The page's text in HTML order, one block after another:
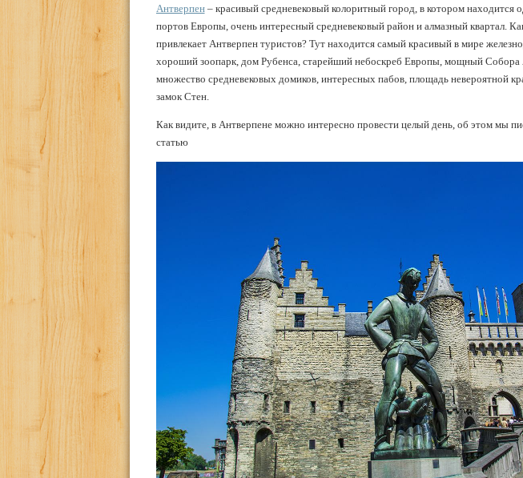
Антверпен –красивый средневековый колоритный город, в котором находится
портов Европы, очень интересный средневековый район и алмазный квартал.
привлекает Антверпен туристов? Тут находится самый красивый в мире
хороший зоопарк, дом Рубенса, старейший небоскреб Европы, мощный Собора
множество средневековых домиков, интересных пабов, площадь невероятной
замок Стен.
Как видите, в Антверпене можно интересно провести целый день, об этом мы
статью